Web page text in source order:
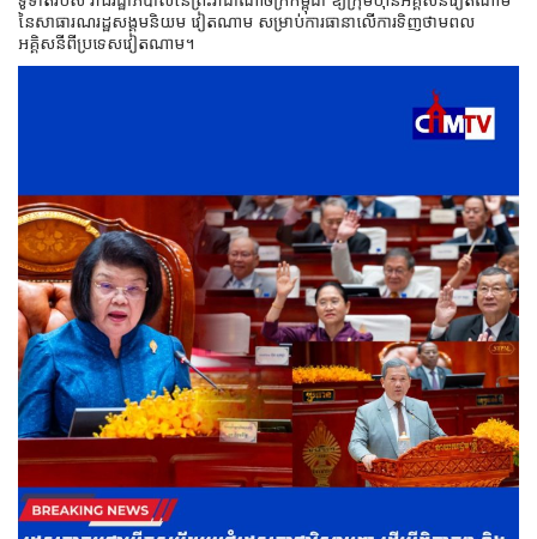
នៃសាធារណរដ្ឋសង្គមនិយម វៀតណាម សម្រាប់ការធានាលើការទិញ​ថាមពល
អគ្គិសនីពីប្រទេសវៀតណាម។